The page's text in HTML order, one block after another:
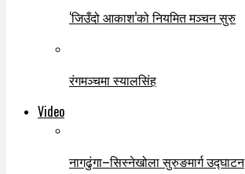
‘जिउँदो आकाश’को नियमित मञ्चन सुरु
रंगमञ्चमा स्यालसिंह
Video
नागढुंगा–सिस्नेखोला सुरुङमार्ग उद्घाटन